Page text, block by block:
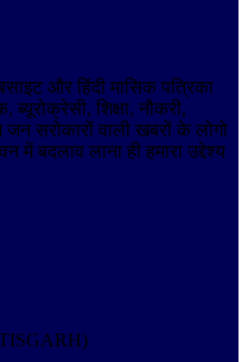
और हिंदी मासिक पत्रिका
शिक्षा, नौकरी,
सरोकारों वाली खबरों के लोगो
बदलाव लाना ही हमारा उद्देश्य